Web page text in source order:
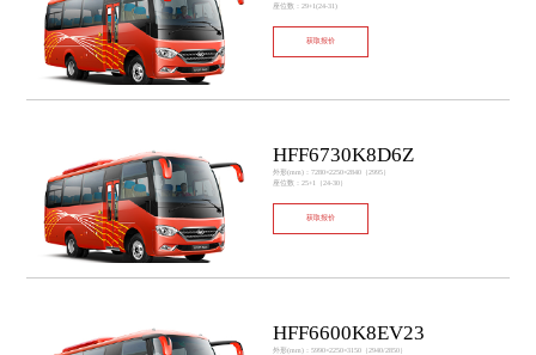
座位数：29+1(24-31)
获取报价
HFF6730K8D6Z
外形(mm)：7280×2250×2840（2995）
座位数：25+1（24-30）
获取报价
HFF6600K8EV23
外形(mm)：5990×2250×3150（2940/2850）